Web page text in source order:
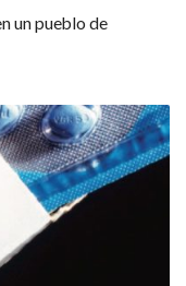
un pueblo de